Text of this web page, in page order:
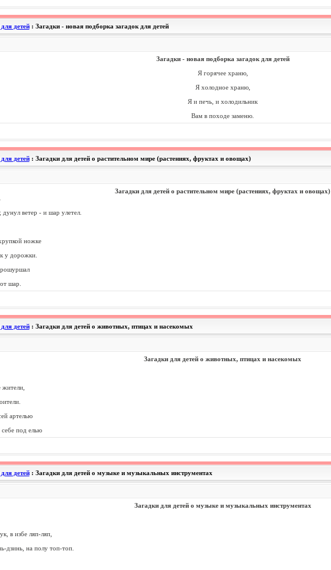
детей : Загадки - новая подборка загадок для детей
Загадки - новая подборка загадок для детей
Я горячее храню,
Я холодное храню,
Я и печь, и холодильник
Вам в походе заменю.
детей : Загадки для детей о растительном мире (растениях, фруктах и овощах)
Загадки для детей о растительном мире (растениях, фруктах и овощах)
ветер - и шар улетел.
ножке
у дорожки.
шар.
детей : Загадки для детей о животных, птицах и насекомых
Загадки для детей о животных, птицах и насекомых
артелью
под елью
детей : Загадки для детей о музыке и музыкальных инструментах
Загадки для детей о музыке и музыкальных инструментах
в избе ляп-ляп,
дзинь, на полу топ-топ.